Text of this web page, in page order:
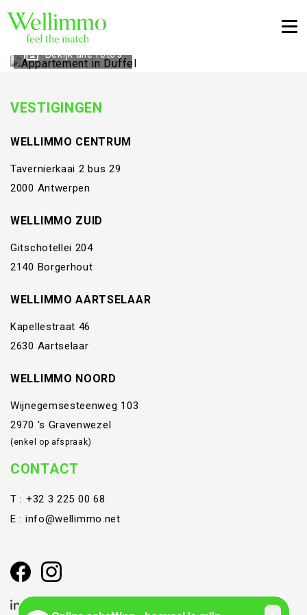
Bekijk alle foto's
VESTIGINGEN
WELLIMMO CENTRUM
Tavernierkaai 2 bus 29
2000 Antwerpen
WELLIMMO ZUID
Gitschotellei 204
2140 Borgerhout
WELLIMMO AARTSELAAR
Kapellestraat 46
2630 Aartselaar
WELLIMMO NOORD
Wijnegemsesteenweg 103
2970 's Gravenwezel
(enkel op afspraak)
CONTACT
T : +32 3 225 00 68
E : info@wellimmo.net